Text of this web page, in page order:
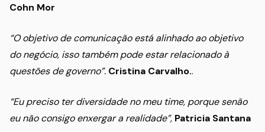
Cohn Mor
“O objetivo de comunicação está alinhado ao objetivo
do negócio, isso também pode estar relacionado à
questões de governo”. Cristina Carvalho..
“Eu preciso ter diversidade no meu time, porque senão
eu não consigo enxergar a realidade”, Patricia Santana